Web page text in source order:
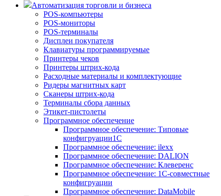
Автоматизация торговли и бизнеса
POS-компьютеры
POS-мониторы
POS-терминалы
Дисплеи покупателя
Клавиатуры программируемые
Принтеры чеков
Принтеры штрих-кода
Расходные материалы и комплектующие
Ридеры магнитных карт
Сканеры штрих-кода
Терминалы сбора данных
Этикет-пистолеты
Программное обеспечение
Программное обеспечение: Типовые
конфигруации1С
Программное обеспечение: ilexx
Программное обеспечение: DALION
Программное обеспечение: Клеверенс
Программное обеспечение: 1С-совместные
конфигруации
Программное обеспечение: DataMobile